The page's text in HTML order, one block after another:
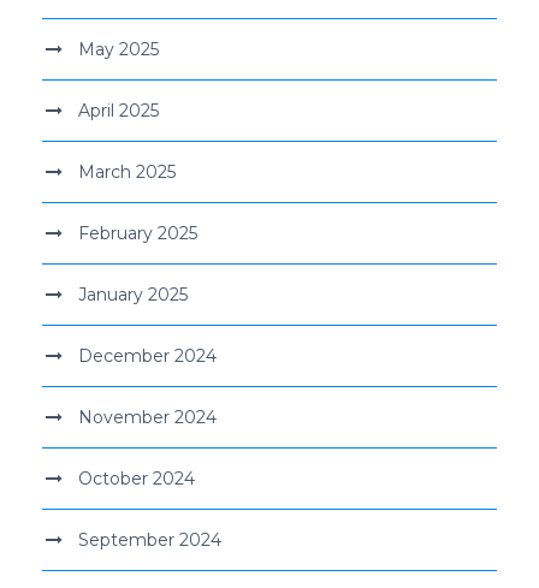
May 2025
April 2025
March 2025
February 2025
January 2025
December 2024
November 2024
October 2024
September 2024